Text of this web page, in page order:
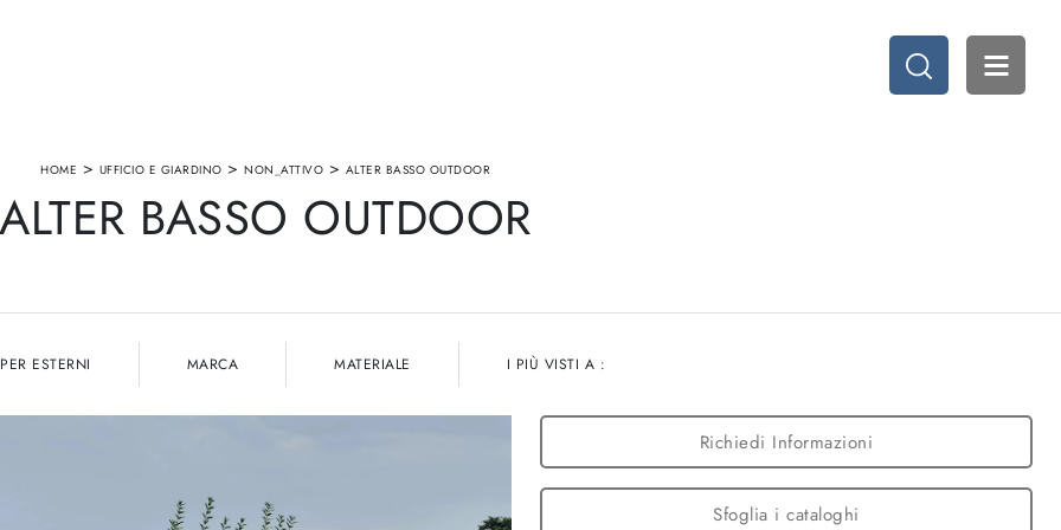
HOME > UFFICIO E GIARDINO > NON_ATTIVO > ALTER BASSO OUTDOOR
ALTER BASSO OUTDOOR
ESTERNI MARCA MATERIALE I PIÙ VISTI A :
Richiedi Informazioni
Sfoglia i cataloghi